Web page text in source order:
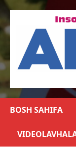
BOSH SAHIFA